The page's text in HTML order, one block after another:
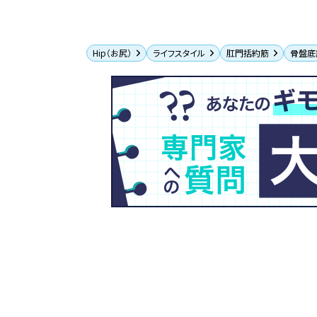
Hip（お尻） ライフスタイル 肛門括約筋 骨盤